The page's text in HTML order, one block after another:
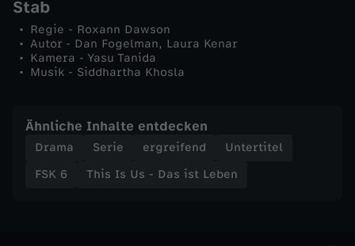
i
e
e
n
Stab
Regie - Roxann Dawson
Autor - Dan Fogelman, Laura Kenar
Kamera - Yasu Tanida
Musik - Siddhartha Khosla
Ähnliche Inhalte entdecken
Drama Serie ergreifend
Untertitel
FSK 6
This Is Us - Das ist Leben